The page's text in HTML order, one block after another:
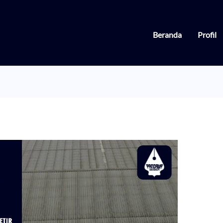
Beranda Profil